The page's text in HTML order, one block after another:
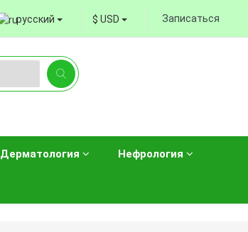
русский $ USD Записаться
Дерматология Нефрология